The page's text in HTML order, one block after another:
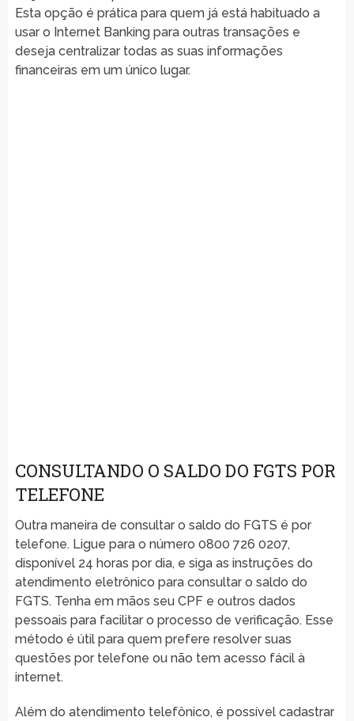
Esta opção é prática para quem já está habituado a
usar o Internet Banking para outras transações e
deseja centralizar todas as suas informações
financeiras em um único lugar.
CONSULTANDO O SALDO DO FGTS POR
TELEFONE
Outra maneira de consultar o saldo do FGTS é por
telefone. Ligue para o número 0800 726 0207,
disponível 24 horas por dia, e siga as instruções do
atendimento eletrônico para consultar o saldo do
FGTS. Tenha em mãos seu CPF e outros dados
pessoais para facilitar o processo de verificação. Esse
método é útil para quem prefere resolver suas
questões por telefone ou não tem acesso fácil à
internet.
Além do atendimento telefônico, é possível cadastrar